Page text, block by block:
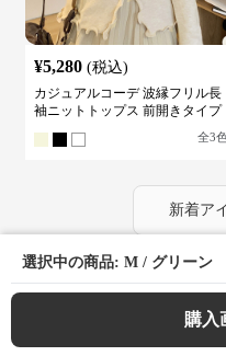
選択中の商品: M / グリーン
購入
¥5,280 (税込)
カジュアルコーデ 波縁フリル長
袖ニットトップス 前開きタイプ
全3色
新着ア
お支払いは、クレジッ